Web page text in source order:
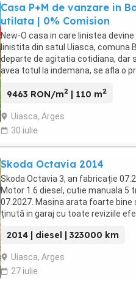
Casa P+M de vanzare in
utilata | 0% Comision
New-O casa in care linistea
linistita din satul Uiasca, comuna
departe de agitatia cotidiana, dar
avea totul la indemana, se afla o
9463 RON/m2 | 110 m2
Uiasca, Arges
30 iulie
Skoda Octavia 2014
Skoda Octavia 3, an fabricație
Motor 1.6 diesel, cutie manuala 5
07.2027. Masina arata foarte
ținută in garaj cu toate reviziile
2014 | diesel | 323000 km
Uiasca, Arges
27 iulie